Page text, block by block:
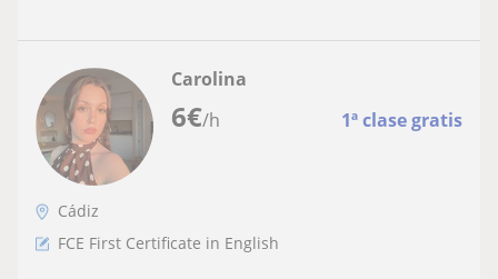
6€/h 1ª clase gratis
Carolina
Cádiz
FCE First Certificate in English